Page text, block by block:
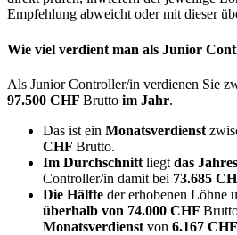
Empfehlung abweicht oder mit dieser
Wie viel verdient man als Junior
Als Junior Controller/in verdienen Sie
97.500 CHF Brutto im Jahr.
Das ist ein Monatsverdienst
CHF Brutto.
Im Durchschnitt liegt das
Controller/in damit bei 73.685
Die Hälfte der erhobenen Löhne
überhalb von 74.000 CHF
Monatsverdienst von 6.167 CHF